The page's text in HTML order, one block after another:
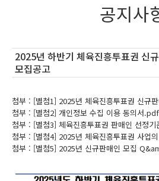
공지사
2025년 하반기 체육진흥투표권 신
모집공고
첨부 : [별첨1] 2025년 체육진흥투표권 신규
첨부 : [별첨2] 개인정보 수집 이용 동의서.pdf
첨부 : [별첨3] 체육진흥투표권 판매인 선정
첨부 : [별첨4] 2025년 체육진흥투표권 사업
첨부 : [별첨5] 2025년 신규판매인 모집